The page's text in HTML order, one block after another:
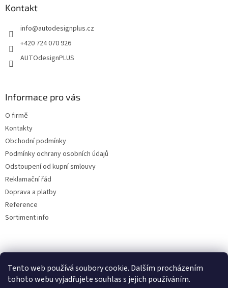
Tento web používá soubory cookie. Dalším procházením
tohoto webu vyjadřujete souhlas s jejich používáním.
Kontakt
info@autodesignplus.cz
+420 724 070 926
AUTOdesignPLUS
Informace pro vás
O firmě
Kontakty
Obchodní podmínky
Podmínky ochrany osobních údajů
Odstoupení od kupní smlouvy
Reklamační řád
Doprava a platby
Reference
Sortiment info
Reklamační řád